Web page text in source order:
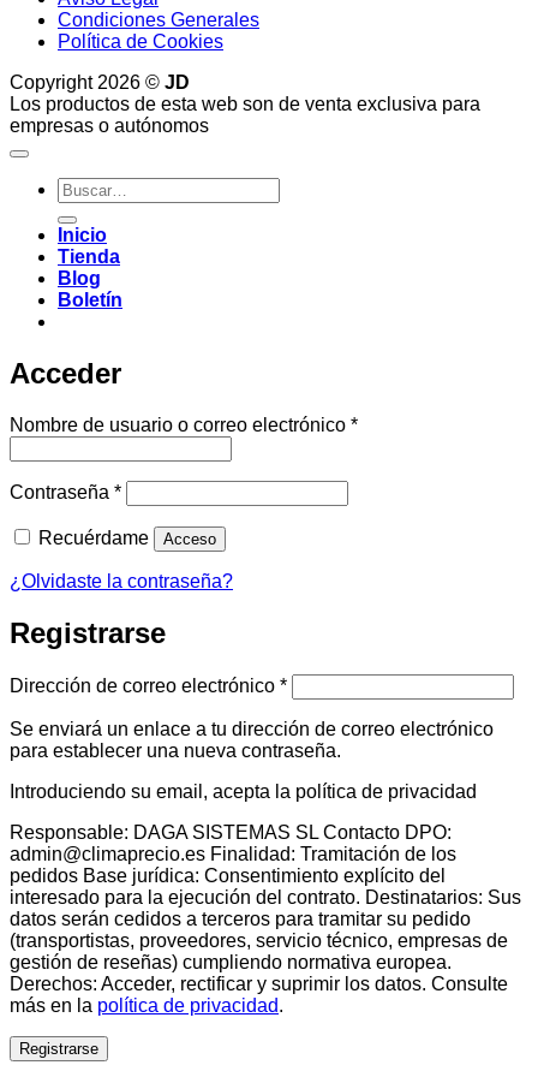
Condiciones Generales
Política de Cookies
Copyright 2026 © JD
Los productos de esta web son de venta exclusiva para
empresas o autónomos
Buscar
por:
Inicio
Tienda
Blog
Boletín
Acceder
Nombre de usuario o correo electrónico *Obligatorio
Contraseña *Obligatorio
Recuérdame Acceso
¿Olvidaste la contraseña?
Registrarse
Dirección de correo electrónico *Obligatorio
Se enviará un enlace a tu dirección de correo electrónico
para establecer una nueva contraseña.
Introduciendo su email, acepta la política de privacidad
Responsable: DAGA SISTEMAS SL Contacto DPO:
admin@climaprecio.es Finalidad: Tramitación de los
pedidos Base jurídica: Consentimiento explícito del
interesado para la ejecución del contrato. Destinatarios: Sus
datos serán cedidos a terceros para tramitar su pedido
(transportistas, proveedores, servicio técnico, empresas de
gestión de reseñas) cumpliendo normativa europea.
Derechos: Acceder, rectificar y suprimir los datos. Consulte
más en la política de privacidad.
Registrarse